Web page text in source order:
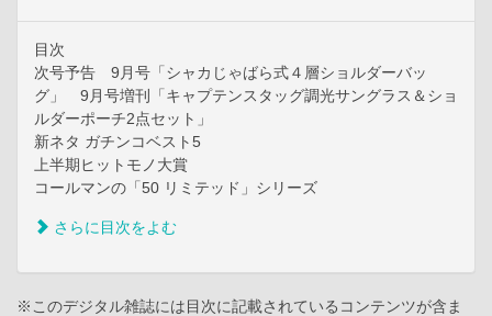
目次
次号予告 9月号「シャカじゃばら式４層ショルダーバッ
グ」 9月号増刊「キャプテンスタッグ調光サングラス＆ショ
ルダーポーチ2点セット」
新ネタ ガチンコベスト5
上半期ヒットモノ大賞
コールマンの「50 リミテッド」シリーズ
さらに目次をよむ
※このデジタル雑誌には目次に記載されているコンテンツが含ま